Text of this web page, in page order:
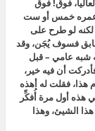
عمره خمس أو ست
لكنه لو طرح على
فسوف يُجَن، وقد
شبه عامي – قبل
أن فيه خير،
هذا، فقلت له أهذه
هذه أول مرة أُفكِّر
الشيئ، وهذا